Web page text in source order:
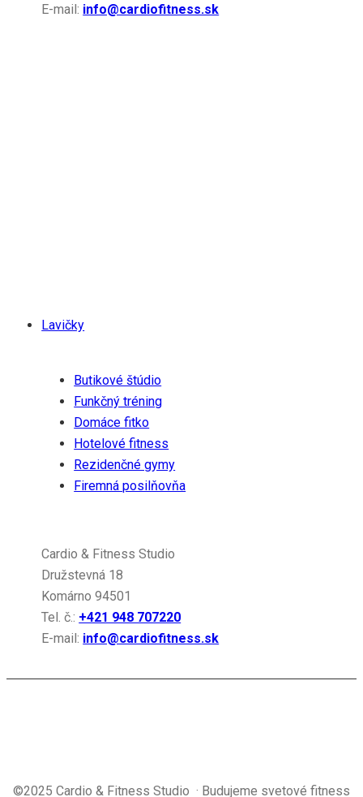
E-mail: info@cardiofitness.sk
Lavičky
Butikové štúdio
Funkčný tréning
Domáce fitko
Hotelové fitness
Rezidenčné gymy
Firemná posilňovňa
Cardio & Fitness Studio
Družstevná 18
Komárno 94501
Tel. č.: +421 948 707220
E-mail: info@cardiofitness.sk
©2025 Cardio & Fitness Studio · Budujeme svetové fitness